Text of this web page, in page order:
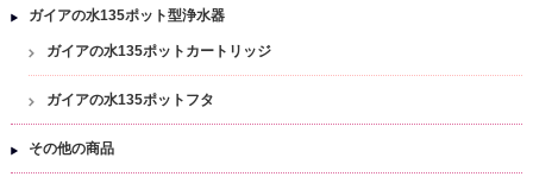
ガイアの水135ポット型浄水器
ガイアの水135ポットカートリッジ
ガイアの水135ポットフタ
その他の商品